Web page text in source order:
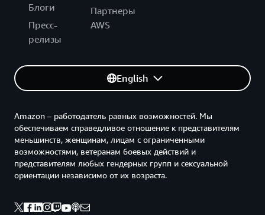
Блоги
Пресс-
релизы
Партнеры
AWS
English
Amazon – работодатель равных возможностей. Мы
обеспечиваем справедливое отношение к представителям
меньшинств, женщинам, лицам с ограниченными
возможностями, ветеранам боевых действий и
представителям любых гендерных групп и сексуальной
ориентации независимо от их возраста.